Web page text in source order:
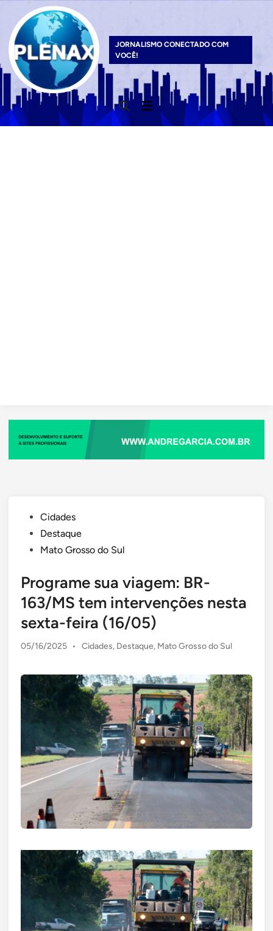
content
JORNALISMO CONECTADO COM
VOCÊ!
Open
Search
Main
Menu
PostedCidades
Destaque
Mato Grosso do Sul
Programe sua viagem: BR-
163/MS tem intervenções nesta
sexta-feira (16/05)
05/16/2025 •
Posted
Cidades, Destaque, Mato Grosso do Sul